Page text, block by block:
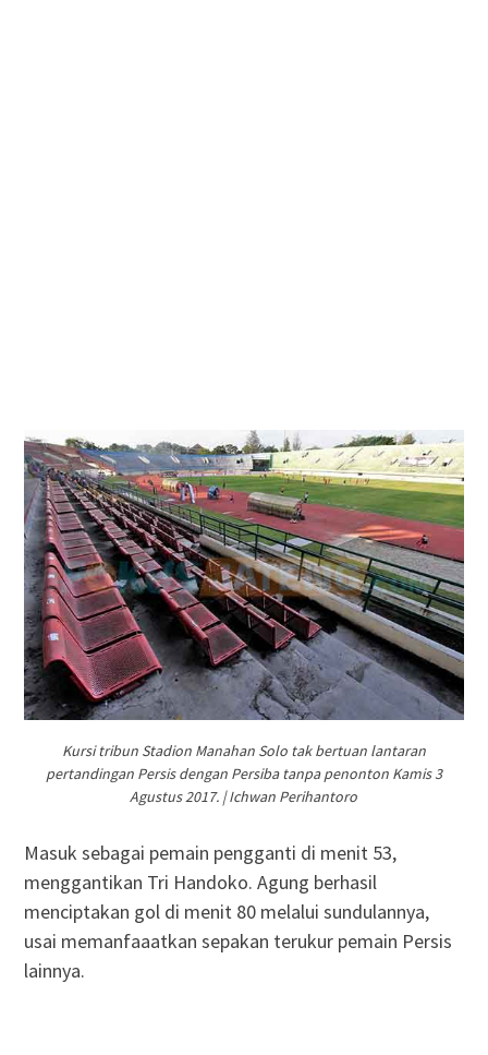
Kursi tribun Stadion Manahan Solo tak bertuan lantaran
pertandingan Persis dengan Persiba tanpa penonton Kamis 3
Agustus 2017. | Ichwan Perihantoro
Masuk sebagai pemain pengganti di menit 53,
menggantikan Tri Handoko. Agung berhasil
menciptakan gol di menit 80 melalui sundulannya,
usai memanfaaatkan sepakan terukur pemain Persis
lainnya.